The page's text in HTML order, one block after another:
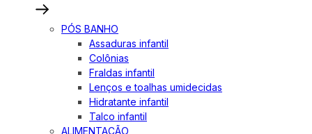
PÓS BANHO
Assaduras infantil
Colônias
Fraldas infantil
Lenços e toalhas umidecidas
Hidratante infantil
Talco infantil
ALIMENTAÇÃO